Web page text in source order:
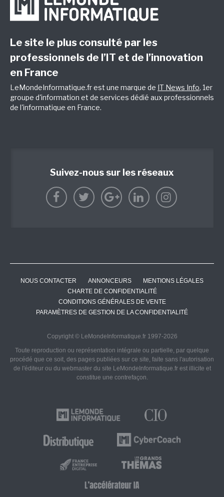
Le site le plus consulté par les
professionnels de l’IT et de l’innovation
en France
LeMondeInformatique.fr est une marque de IT News Info, 1er
groupe d'information et de services dédié aux professionnels
de l'informatique en France.
Suivez-nous sur les réseaux
NOUS CONTACTER ANNONCEURS
MENTIONS LÉGALES
CHARTE DE CONFIDENTIALITÉ
CONDITIONS GÉNÉRALES DE VENTE
PARAMÈTRES DE GESTION DE LA CONFIDENTIALITÉ
Copyright © LeMondeInformatique.fr 1997-2026
Toute reproduction ou représentation intégrale ou partielle, par quelque
procédé que ce soit, des pages publiées sur ce site, faite sans l'autorisation
de l'éditeur ou du webmaster du site LeMondeInformatique.fr est illicite et
constitue une contrefaçon.